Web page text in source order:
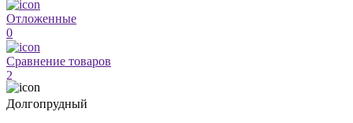
Отложенные
0
Сравнение товаров
2
Долгопрудный